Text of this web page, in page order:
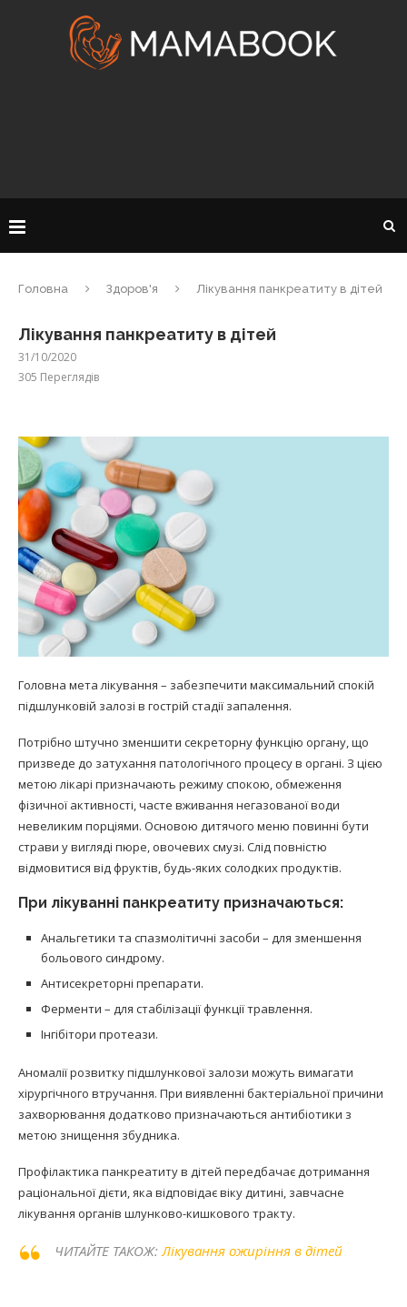
Головна Здоров'я Лікування панкреатиту в дітей
Лікування панкреатиту в дітей
31/10/2020
305 Переглядів
Головна мета лікування – забезпечити максимальний спокій
підшлунковій залозі в гострій стадії запалення.
Потрібно штучно зменшити секреторну функцію органу, що
призведе до затухання патологічного процесу в органі. З цією
метою лікарі призначають режиму спокою, обмеження
фізичної активності, часте вживання негазованої води
невеликим порціями. Основою дитячого меню повинні бути
страви у вигляді пюре, овочевих смузі. Слід повністю
відмовитися від фруктів, будь-яких солодких продуктів.
При лікуванні панкреатиту призначаються:
Анальгетики та спазмолітичні засоби – для зменшення
больового синдрому.
Антисекреторні препарати.
Ферменти – для стабілізації функції травлення.
Інгібітори протеази.
Аномалії розвитку підшлункової залози можуть вимагати
хірургічного втручання. При виявленні бактеріальної причини
захворювання додатково призначаються антибіотики з
метою знищення збудника.
Профілактика панкреатиту в дітей передбачає дотримання
раціональної дієти, яка відповідає віку дитині, завчасне
лікування органів шлунково-кишкового тракту.
ЧИТАЙТЕ ТАКОЖ:Лікування ожиріння в дітей